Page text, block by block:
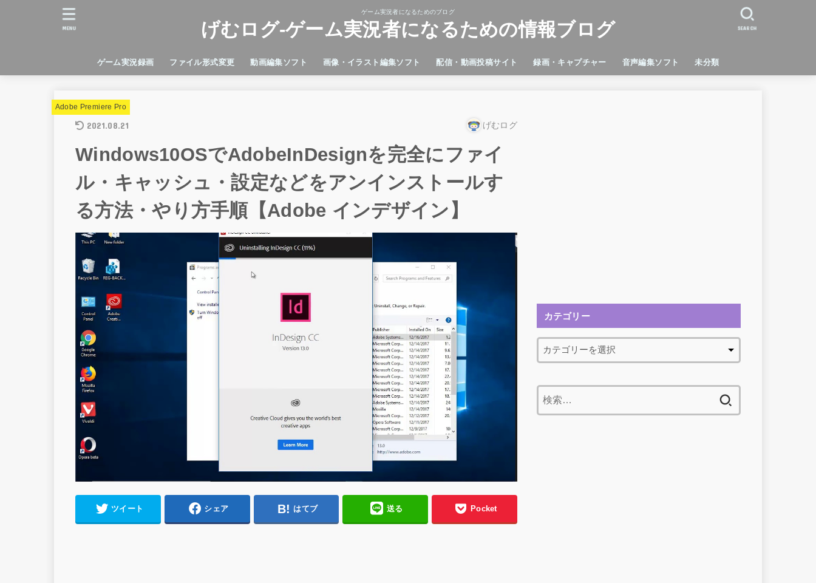
ゲーム実況者になるためのブログ
げむログ-ゲーム実況者になるための情報ブログ
ゲーム実況録画 ファイル形式変更 動画編集ソフト 画像・イラスト編集ソフト 配信・動画投稿サイト 録画・キャプチャー 音声編集ソフト 未分類
SEARCH
MENU
Adobe Premiere Pro
2021.08.21 げむログ
Windows10OSでAdobeInDesignを完全にファイ
ル・キャッシュ・設定などをアンインストールす
る方法・やり方手順【Adobe インデザイン】
ツイート シェア はてブ 送る Pocket
カテゴリー